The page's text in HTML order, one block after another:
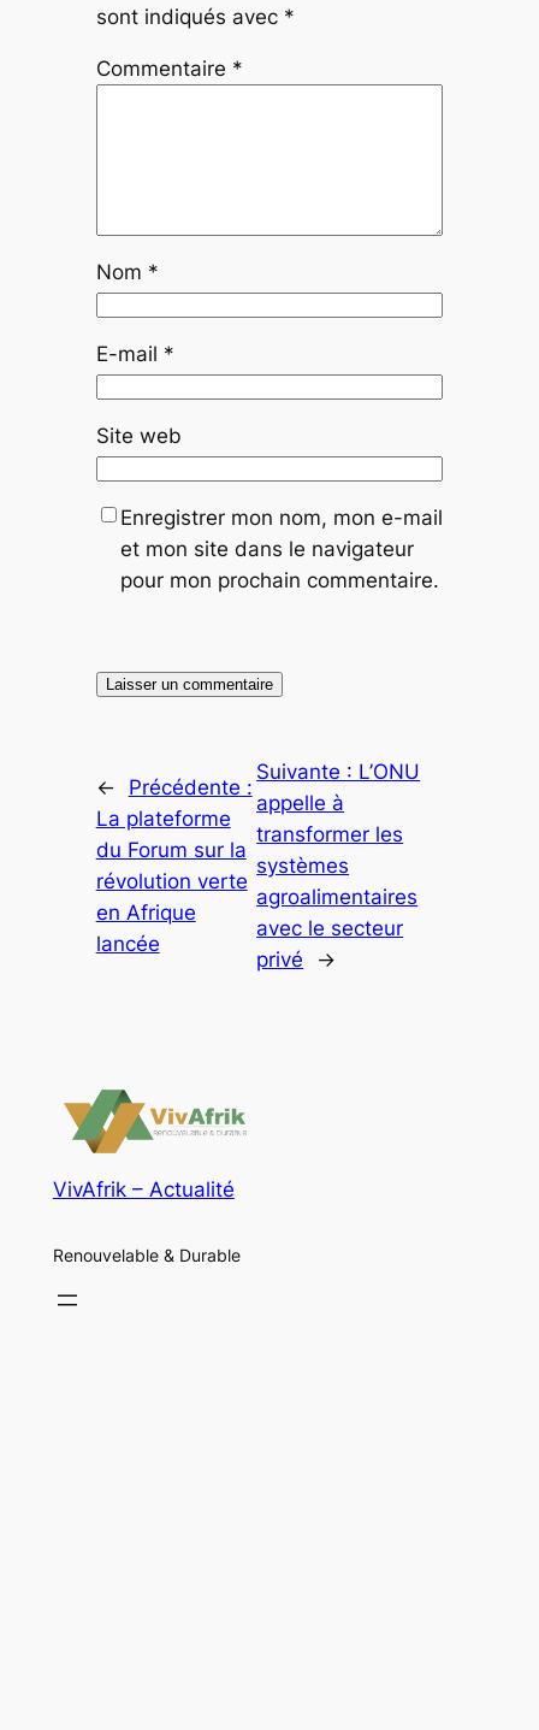
sont indiqués avec *
Commentaire *
Nom *
E-mail *
Site web
Enregistrer mon nom, mon e-mail
et mon site dans le navigateur
pour mon prochain commentaire.
←
Précédente :
La plateforme
du Forum sur la
révolution verte
en Afrique
lancée
Suivante : L’ONU
appelle à
transformer les
systèmes
agroalimentaires
avec le secteur
privé
→
VivAfrik – Actualité
Renouvelable & Durable